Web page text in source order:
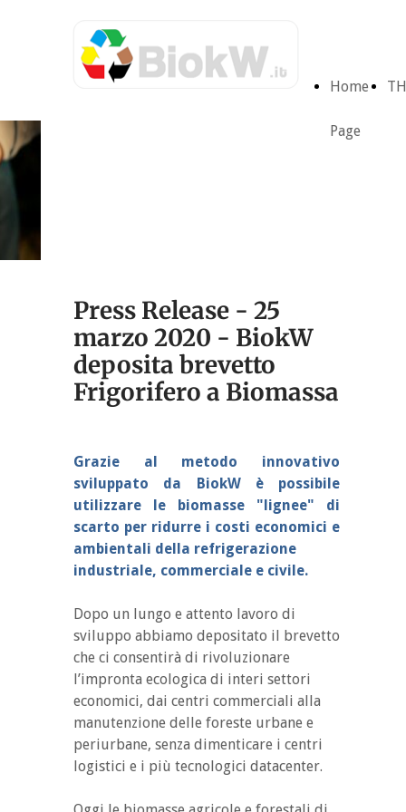
Home
Page
Press Release - 25
marzo 2020 - BiokW
deposita brevetto
Frigorifero a Biomassa
Grazie al metodo innovativo
sviluppato da BiokW è possibile
utilizzare le biomasse "lignee" di
scarto per ridurre i costi economici e
ambientali della refrigerazione
industriale, commerciale e civile.
Dopo un lungo e attento lavoro di
sviluppo abbiamo depositato il brevetto
che ci consentirà di rivoluzionare
l’impronta ecologica di interi settori
economici, dai centri commerciali alla
manutenzione delle foreste urbane e
periurbane, senza dimenticare i centri
logistici e i più tecnologici datacenter.